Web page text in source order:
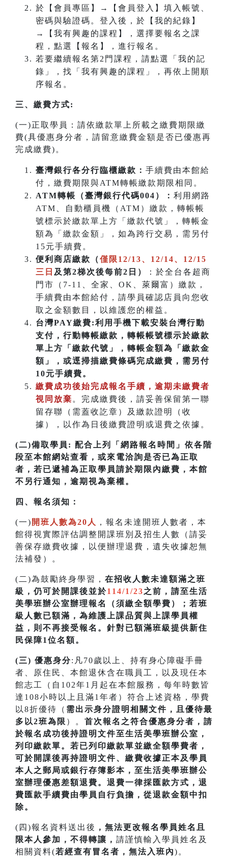
於【會員專區】→【會員登入】填入帳號、
密碼與驗證碼。登入後，於【我的紀錄】
→【我有興趣的課程】，選擇要報名之課
程，點選【報名】，進行報名。
若要繼續報名第2門課程，請點選「我的記
錄」，找「我有興趣的課程」，再依上開順
序報名。
三、繳費方式:
(一)正取學員：請依繳款單上所載之繳費期限繳
費(具優惠身分者，請留意繳費金額是否已優惠再
完成繳費)。
臺灣銀行各分行臨櫃繳款： 手續費由本館給
付，繳費期限與ATM轉帳繳款期限相同。
ATM轉帳（臺灣銀行代碼004）： 利用網路
ATM、自動櫃員機（ATM）繳款，轉帳帳
號標示於繳款單上方「繳款代號」，轉帳金
額為「繳款金額」，如為跨行交易，需另付
15元手續費。
便利商店繳款（僅限12/13、12/14、12/15
三日 及第2梯次後每前2日）
：於全台各超商
門市（7-11、全家、OK、萊爾富）繳款，
手續費由本館給付，請學員確認店員向您收
取之金額數目，以維護您的權益。
台灣PAY繳費:利用手機下載安裝台灣行動
支付，行動轉帳繳款，轉帳帳號標示於繳款
單上方「繳款代號」，轉帳金額為「繳款金
額」，或逕掃描繳費條碼完成繳費，需另付
10元手續費。
繳費成功後始完成報名手續，逾期未繳費者
視同放棄 。完成繳費後，請妥善保留第一聯
留存聯（需蓋收訖章）及繳款證明（收
據），以作為日後繳費證明或退費之依據。
(二)備取學員: 配合上列「網路報名時間」依各階
段至本館網站查看，或來電洽詢是否已為正取
者，若已遞補為正取學員請於期限內繳費，本館
不另行通知，逾期視為棄權。
四 、 報名須知：
(一) 開班人數為20人
，報名未達開班人數者，本
館得視實際評估調整開課班別及招生人數（請妥
善保存繳費收據，以便辦理退費，遺失收據恕無
法補發）
。
(二)為鼓勵終身學習， 在招收人數未達額滿之班
級，仍可於開課後並於114/1/23之前，請至生活
美學班辦公室辦理報名（須繳全額學費）；若班
級人數已額滿，為維護上課品質與上課學員權
益，則不再接受報名。針對已額滿班級提供新住
民保障1位名額。
(三) 優惠身分:凡70歲以上、持有身心障礙手冊
者、原住民、本館退休含在職員工，以及現任本
館志工（自102年1月起在本館服務，每年時數皆
達108小時以上且滿1年者）符合上述資格，學費
以8折優待（ 需出示身分證明相關文件，且優待最
多以2班為限 ）。 首次報名之符合優惠身分者，請
於報名成功後持證明文件至生活美學班辦公室，
列印繳款單。若已列印繳款單並繳全額學費者，
可於開課後再持證明文件、繳費收據正本及學員
本人之郵局或銀行存簿影本，至生活美學班辦公
室辦理優惠差額退費。 退費一律採匯款方式，退
費匯款手續費由學員自行負擔，從退款金額中扣
除。
(四)報名資料送出後 ，無法更改報名學員姓名且
限本人參加，不得轉讓， 請謹慎輸入學員姓名及
相關資料(若經查有冒名者，無法入班內)。